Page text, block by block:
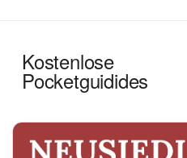
Kostenlose
Pocketguidides